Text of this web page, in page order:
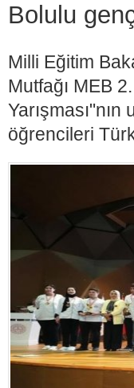
Bolulu
Milli Eğitim
Mutfağı MEB
öğrencileri